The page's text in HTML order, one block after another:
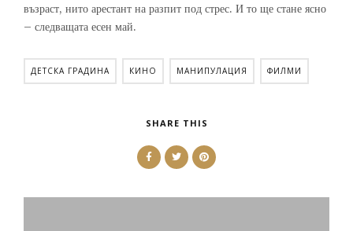
възраст, нито арестант на разпит под стрес. И то ще стане ясно
– следващата есен май.
ДЕТСКА ГРАДИНА КИНО МАНИПУЛАЦИЯ ФИЛМИ
SHARE THIS